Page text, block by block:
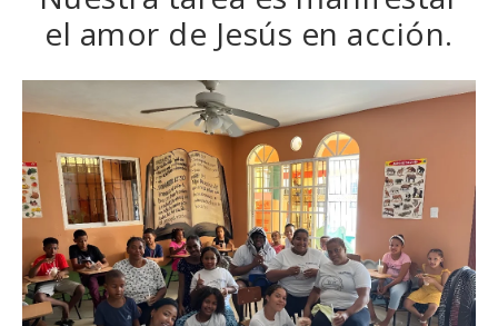
el amor de Jesús en acción.